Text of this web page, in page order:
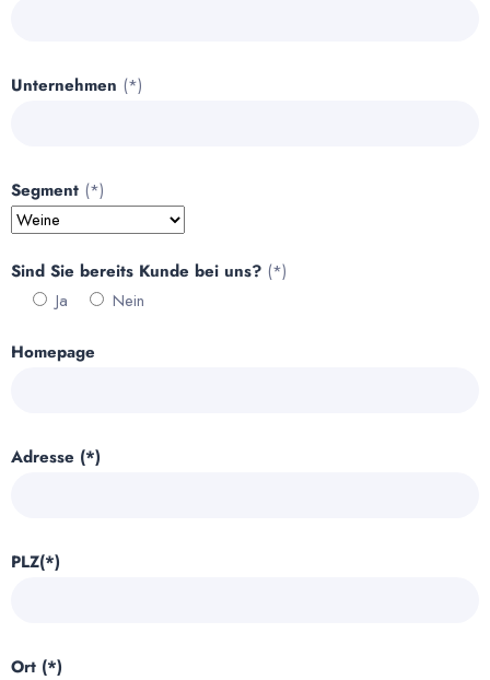
Unternehmen (*)
Segment (*)
Sind Sie bereits Kunde bei uns? (*)
Ja
Nein
Homepage
Adresse (*)
PLZ(*)
Ort (*)